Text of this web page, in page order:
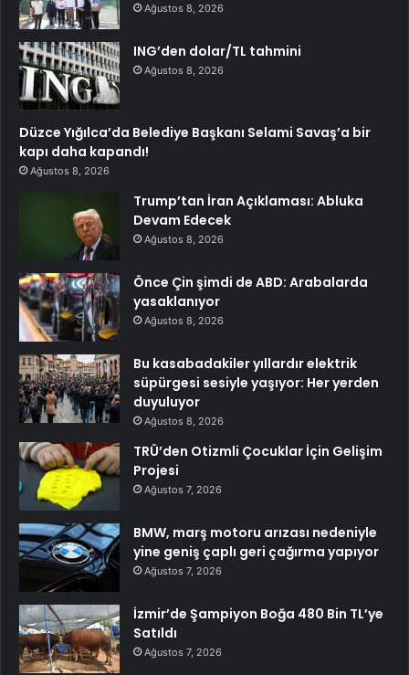
Ağustos 8, 2026
ING’den dolar/TL tahmini
Ağustos 8, 2026
Düzce Yığılca’da Belediye Başkanı Selami Savaş’a bir
kapı daha kapandı!
Ağustos 8, 2026
Trump’tan İran Açıklaması: Abluka
Devam Edecek
Ağustos 8, 2026
Önce Çin şimdi de ABD: Arabalarda
yasaklanıyor
Ağustos 8, 2026
Bu kasabadakiler yıllardır elektrik
süpürgesi sesiyle yaşıyor: Her yerden
duyuluyor
Ağustos 8, 2026
TRÜ’den Otizmli Çocuklar İçin Gelişim
Projesi
Ağustos 7, 2026
BMW, marş motoru arızası nedeniyle
yine geniş çaplı geri çağırma yapıyor
Ağustos 7, 2026
İzmir’de Şampiyon Boğa 480 Bin TL’ye
Satıldı
Ağustos 7, 2026